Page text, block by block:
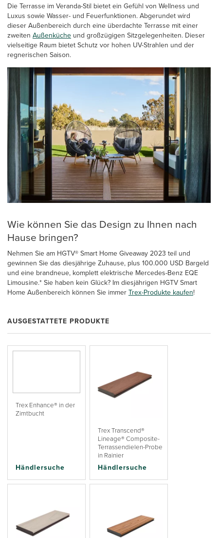
Die Terrasse im Veranda-Stil bietet ein Gefühl von Wellness und
Luxus sowie Wasser- und Feuerfunktionen. Abgerundet wird
dieser Außenbereich durch eine überdachte Terrasse mit einer
zweiten Außenküche und großzügigen Sitzgelegenheiten. Dieser
vielseitige Raum bietet Schutz vor hohen UV-Strahlen und der
regnerischen Saison.
Wie können Sie das Design zu Ihnen nach
Hause bringen?
Nehmen Sie am HGTV® Smart Home Giveaway 2023 teil und
gewinnen Sie das diesjährige Zuhause, plus 100.000 USD Bargeld
und eine brandneue, komplett elektrische Mercedes-Benz EQE
Limousine.* Sie haben kein Glück? Im diesjährigen HGTV Smart
Home Außenbereich können Sie immerTrex-Produkte kaufen!
AUSGESTATTETE PRODUKTE
Trex Enhance® in der
Zimtbucht
Händlersuche
Trex Transcend®
Lineage® Composite-
Terrassendielen-Probe
in Rainier
Händlersuche